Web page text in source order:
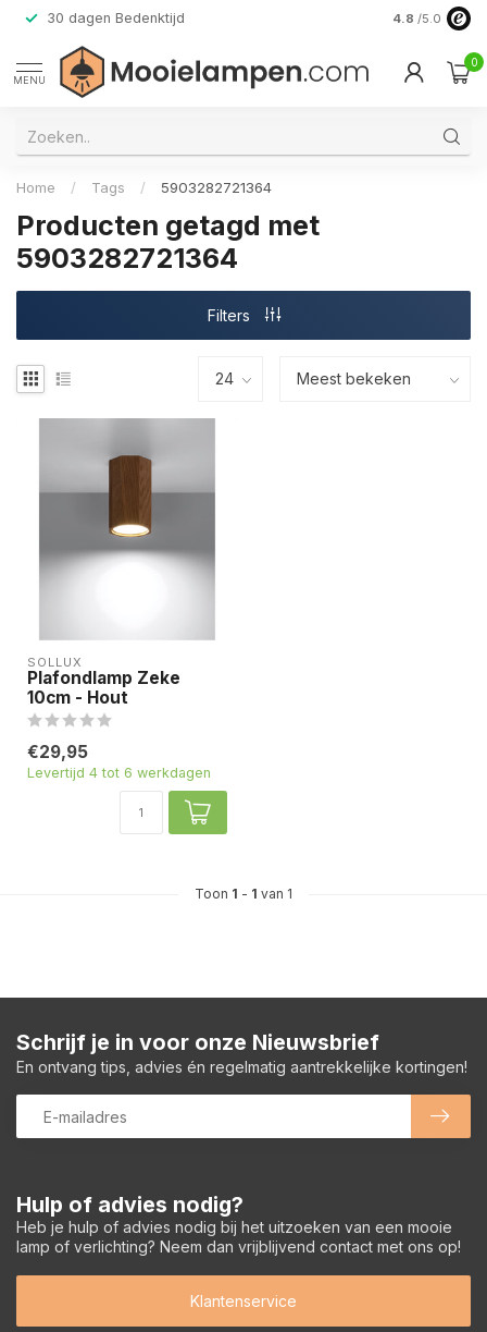
30 dagen Bedenktijd Verzending
4.8 /5.0
MENU
0
Home / Tags / 5903282721364
Producten getagd met
5903282721364
Filters
SOLLUX
Plafondlamp Zeke
10cm - Hout
€29,95
Levertijd 4 tot 6 werkdagen
Toon 1 - 1 van 1
Hulp of advies nodig?
Heb je hulp of advies nodig bij het uitzoeken van een mooie
lamp of verlichting? Neem dan vrijblijvend contact met ons op!
Klantenservice
Schrijf je in voor onze Nieuwsbrief
En ontvang tips, advies én regelmatig aantrekkelijke kortingen!